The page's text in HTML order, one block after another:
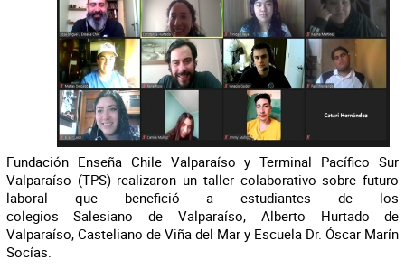
Fundación Enseña Chile Valparaíso y Terminal Pacífico Sur
Valparaíso (TPS) realizaron un taller colaborativo sobre futuro
laboral que benefició a estudiantes de los
colegios Salesiano de Valparaíso, Alberto Hurtado de
Valparaíso, Casteliano de Viña del Mar y Escuela Dr. Óscar Marín
Socías.